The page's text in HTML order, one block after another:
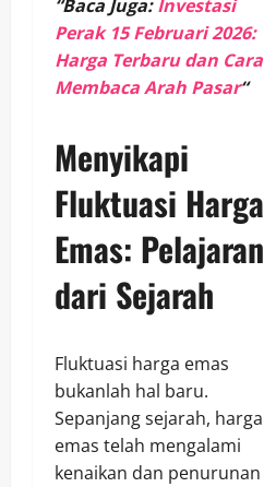
“Baca Juga:Investasi
Perak 15 Februari 2026:
Harga Terbaru dan Cara
Membaca Arah Pasar“
Menyikapi
Fluktuasi Harga
Emas: Pelajaran
dari Sejarah
Fluktuasi harga emas
bukanlah hal baru.
Sepanjang sejarah, harga
emas telah mengalami
kenaikan dan penurunan